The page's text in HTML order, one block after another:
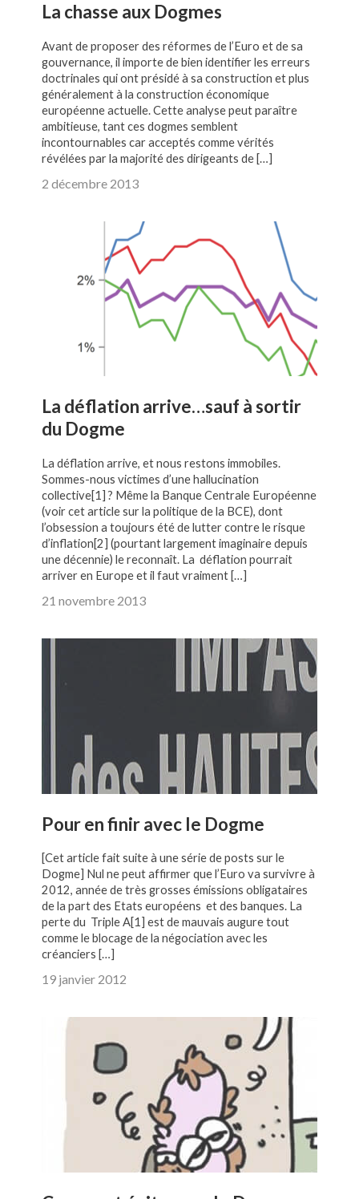
La chasse aux Dogmes
Avant de proposer des réformes de l’Euro et de sa
gouvernance, il importe de bien identifier les erreurs
doctrinales qui ont présidé à sa construction et plus
généralement à la construction économique
européenne actuelle. Cette analyse peut paraître
ambitieuse, tant ces dogmes semblent
incontournables car acceptés comme vérités
révélées par la majorité des dirigeants de […]
2 décembre 2013
La déflation arrive…sauf à sortir
du Dogme
La déflation arrive, et nous restons immobiles.
Sommes-nous victimes d’une hallucination
collective[1] ? Même la Banque Centrale Européenne
(voir cet article sur la politique de la BCE), dont
l’obsession a toujours été de lutter contre le risque
d’inflation[2] (pourtant largement imaginaire depuis
une décennie) le reconnaît. La déflation pourrait
arriver en Europe et il faut vraiment […]
21 novembre 2013
Pour en finir avec le Dogme
[Cet article fait suite à une série de posts sur le
Dogme] Nul ne peut affirmer que l’Euro va survivre à
2012, année de très grosses émissions obligataires
de la part des Etats européens et des banques. La
perte du Triple A[1] est de mauvais augure tout
comme le blocage de la négociation avec les
créanciers […]
19 janvier 2012